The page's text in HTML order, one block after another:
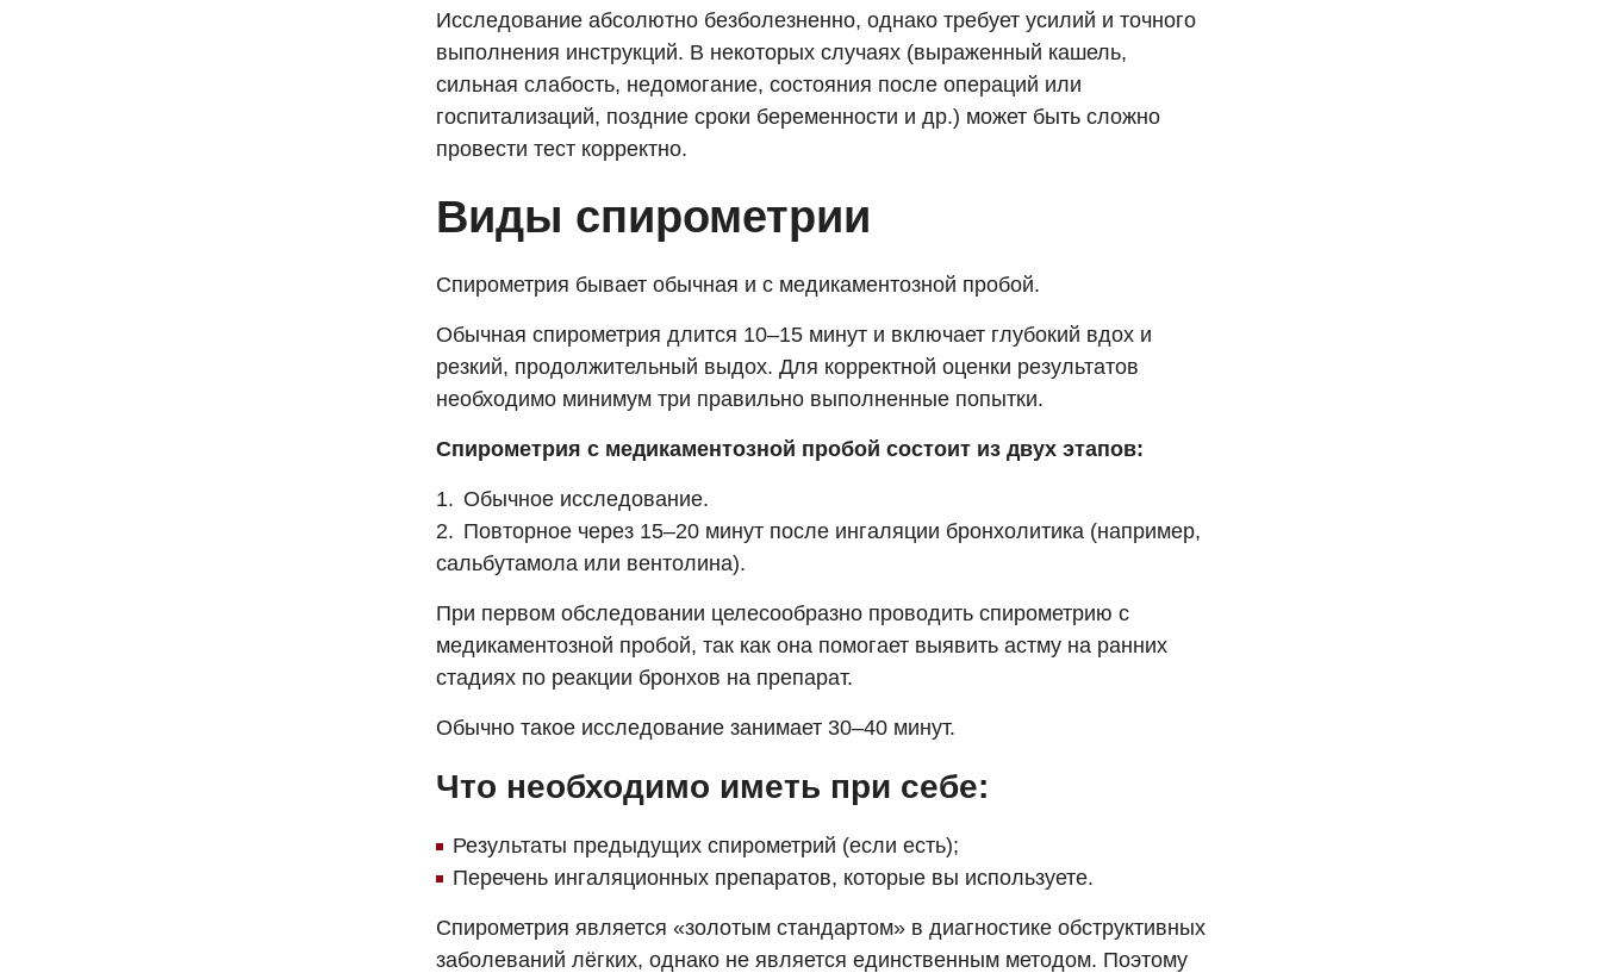
Исследование абсолютно безболезненно, однако требует усилий и точного
выполнения инструкций. В некоторых случаях (выраженный кашель,
сильная слабость, недомогание, состояния после операций или
госпитализаций, поздние сроки беременности и др.) может быть сложно
провести тест корректно.
Виды спирометрии
Спирометрия бывает обычная и с медикаментозной пробой.
Обычная спирометрия длится 10–15 минут и включает глубокий вдох и
резкий, продолжительный выдох. Для корректной оценки результатов
необходимо минимум три правильно выполненные попытки.
Спирометрия с медикаментозной пробой состоит из двух этапов:
Обычное исследование.
Повторное через 15–20 минут после ингаляции бронхолитика (например,
сальбутамола или вентолина).
При первом обследовании целесообразно проводить спирометрию с
медикаментозной пробой, так как она помогает выявить астму на ранних
стадиях по реакции бронхов на препарат.
Обычно такое исследование занимает 30–40 минут.
Что необходимо иметь при себе:
Результаты предыдущих спирометрий (если есть);
Перечень ингаляционных препаратов, которые вы используете.
Спирометрия является «золотым стандартом» в диагностике обструктивных
заболеваний лёгких, однако не является единственным методом. Поэтому